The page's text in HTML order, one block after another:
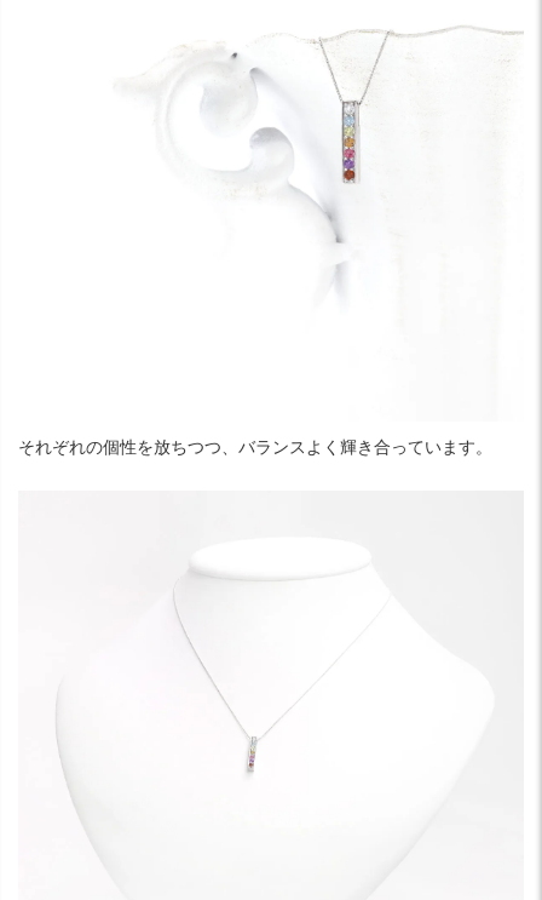
それぞれの個性を放ちつつ、バランスよく輝き合っています。